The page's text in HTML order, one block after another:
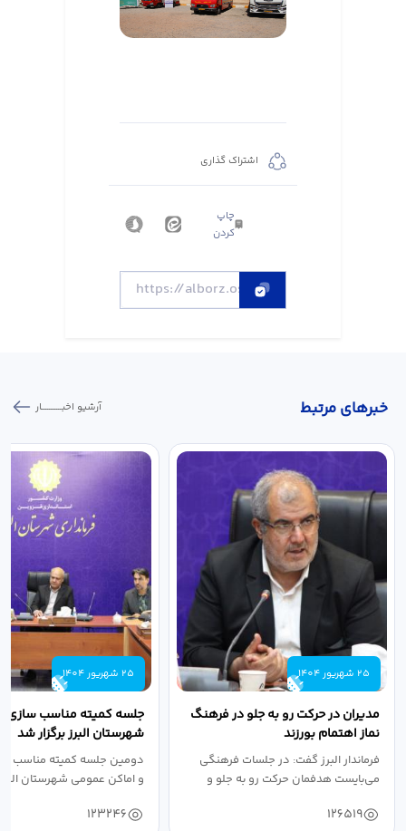
اشتراک گذاری
چاپ
کردن
خبر‌های مرتبط آرشیو اخبـــــــــــار
25 شهریور 1404
مدیران در حرکت رو به جلو در فرهنگ
نماز اهتمام بورزند
فرماندار البرز گفت: در جلسات فرهنگی
می‌بایست هدفمان حرکت رو به جلو و
126519
25 شهریور 1404
جلسه کمیته مناسب سازی
شهرستان البرز برگزار شد
دومین جلسه کمیته مناسب
و اماکن عمومی شهرستان
123246